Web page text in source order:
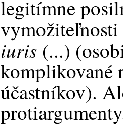
legitímne
iuris (...)
komplikované
účastníkov).